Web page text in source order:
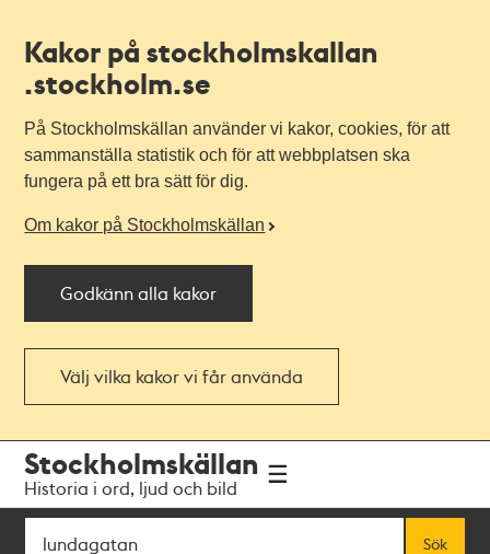
Kakor på stockholmskallan
.stockholm.se
På Stockholmskällan använder vi kakor, cookies, för att
sammanställa statistik och för att webbplatsen ska
fungera på ett bra sätt för dig.
Om kakor på Stockholmskällan
Godkänn alla kakor
Välj vilka kakor vi får använda
navigationen
huvudinnehållet
Stockholmskällan
Historia i ord, ljud och bild
Sök
Sök